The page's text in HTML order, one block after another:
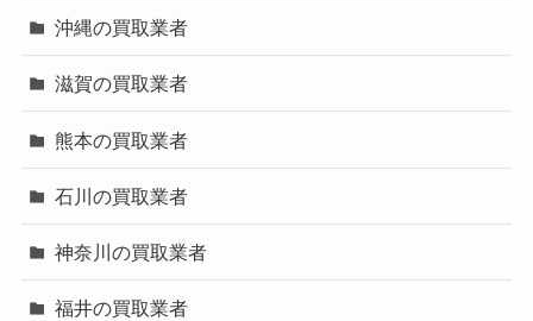
沖縄の買取業者
滋賀の買取業者
熊本の買取業者
石川の買取業者
神奈川の買取業者
福井の買取業者